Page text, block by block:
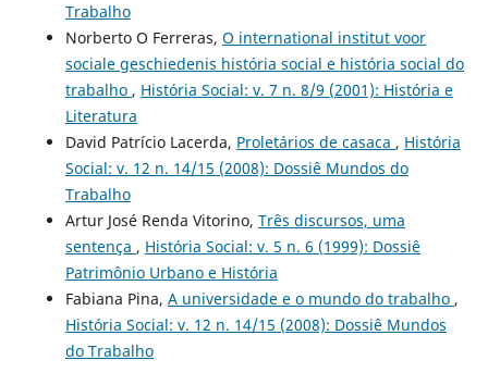
Trabalho
Norberto O Ferreras, O international institut voor
sociale geschiedenis história social e história social do
trabalho , História Social: v. 7 n. 8/9 (2001): História e
Literatura
David Patrício Lacerda, Proletários de casaca , História
Social: v. 12 n. 14/15 (2008): Dossiê Mundos do
Trabalho
Artur José Renda Vitorino, Três discursos, uma
sentença , História Social: v. 5 n. 6 (1999): Dossiê
Patrimônio Urbano e História
Fabiana Pina, A universidade e o mundo do trabalho ,
História Social: v. 12 n. 14/15 (2008): Dossiê Mundos
do Trabalho